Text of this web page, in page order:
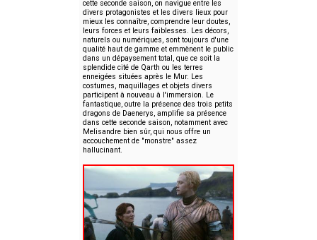
cette seconde saison, on navigue entre les
divers protagonistes et les divers lieux pour
mieux les connaître, comprendre leur doutes,
leurs forces et leurs faiblesses. Les décors,
naturels ou numériques, sont toujours d'une
qualité haut de gamme et emmènent le public
dans un dépaysement total, que ce soit la
splendide cité de Qarth ou les terres
enneigées situées après le Mur. Les
costumes, maquillages et objets divers
participent à nouveau à l'immersion. Le
fantastique, outre la présence des trois petits
dragons de Daenerys, amplifie sa présence
dans cette seconde saison, notamment avec
Melisandre bien sûr, qui nous offre un
accouchement de "monstre" assez
hallucinant.